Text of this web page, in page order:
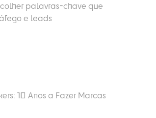
palavras-chave que
e leads
10 Anos a Fazer Marcas